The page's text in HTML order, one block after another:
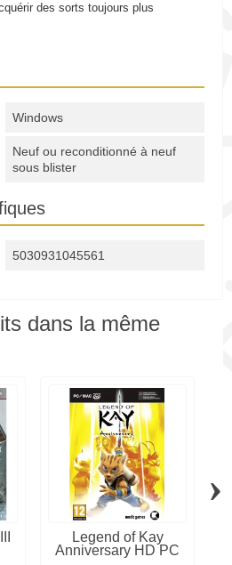
des sorts toujours plus
Windows
Neuf ou reconditionné à neuf
sous blister
5030931045561
dans la même
Legend of Kay
Anniversary HD PC
›